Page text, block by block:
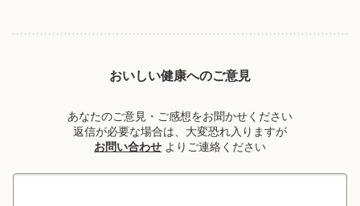
おいしい健康へのご意見
あなたのご意見・ご感想をお聞かせください
返信が必要な場合は、大変恐れ入りますが
お問い合わせ よりご連絡ください